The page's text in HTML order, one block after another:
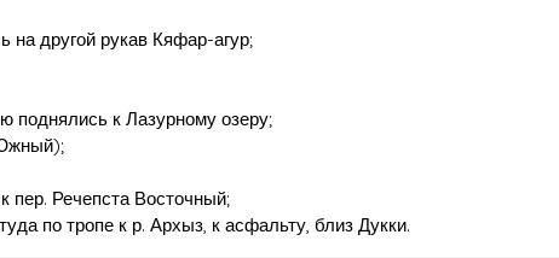
на другой рукав Кяфар-агур;
поднялись к Лазурному озеру;
пер. Речепста Восточный;
по тропе к р. Архыз, к асфальту, близ Дукки.